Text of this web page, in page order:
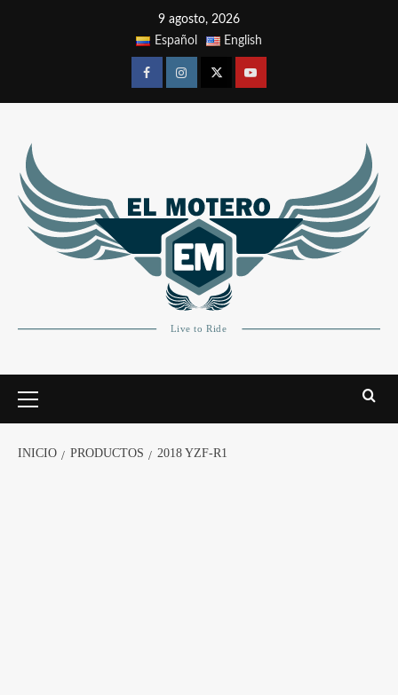
9 agosto, 2026
Español
English
INICIO PRODUCTOS 2018 YZF-R1